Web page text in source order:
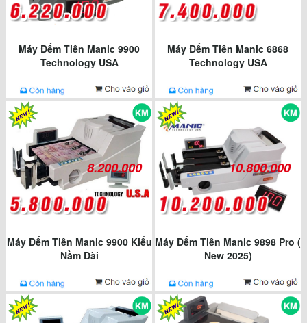
Máy Đếm Tiền Manic 9900
Technology USA
Máy Đếm Tiền Manic 6868
Technology USA
8.200.000
Máy Đếm Tiền Manic 9900 Kiểu
Nằm Dài
10.800.000
Máy Đếm Tiền Manic 9898 Pro (
New 2025)